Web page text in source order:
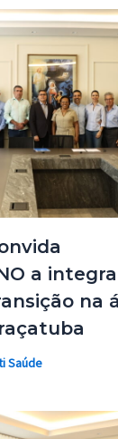
a
na
Saúde